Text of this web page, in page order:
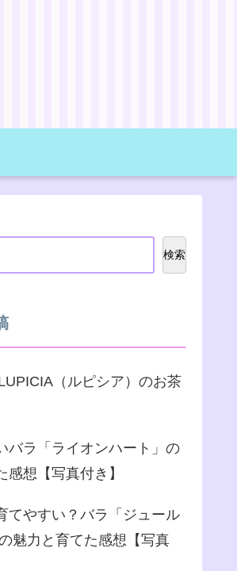
検索
（ルピシア）のお茶
バラ「ライオンハート」の
感想【写真付き】
てやすい？バラ「ジュール
魅力と育てた感想【写真